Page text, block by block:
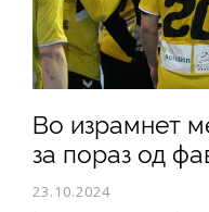
Во израмнет
за пораз од
23.10.2024